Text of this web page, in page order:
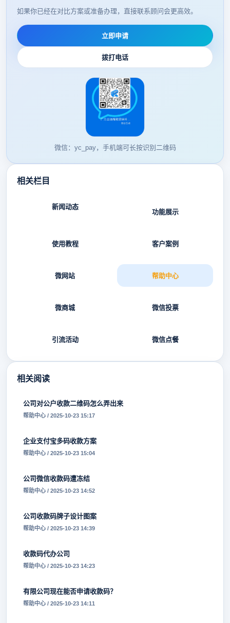
如果你已经在对比方案或准备办理，直接联系顾问会更高效。
立即申请
拨打电话
微信：yc_pay，手机端可长按识别二维码
相关栏目
新闻动态
功能展示
使用教程 客户案例
微网站 帮助中心
微商城 微信投票
引流活动 微信点餐
相关阅读
公司对公户收款二维码怎么弄出来
帮助中心 / 2025-10-23 15:17
企业支付宝多码收款方案
帮助中心 / 2025-10-23 15:04
公司微信收款码遭冻结
帮助中心 / 2025-10-23 14:52
公司收款码牌子设计图案
帮助中心 / 2025-10-23 14:39
收款码代办公司
帮助中心 / 2025-10-23 14:23
有限公司现在能否申请收款码？
帮助中心 / 2025-10-23 14:11